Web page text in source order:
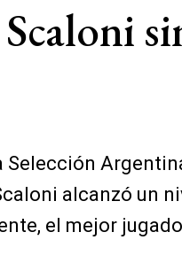
Selección
alcanzó un
el mejor